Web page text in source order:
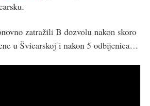
zatražili B dozvolu nakon skoro
u Švicarskoj i nakon 5 odbijenica…